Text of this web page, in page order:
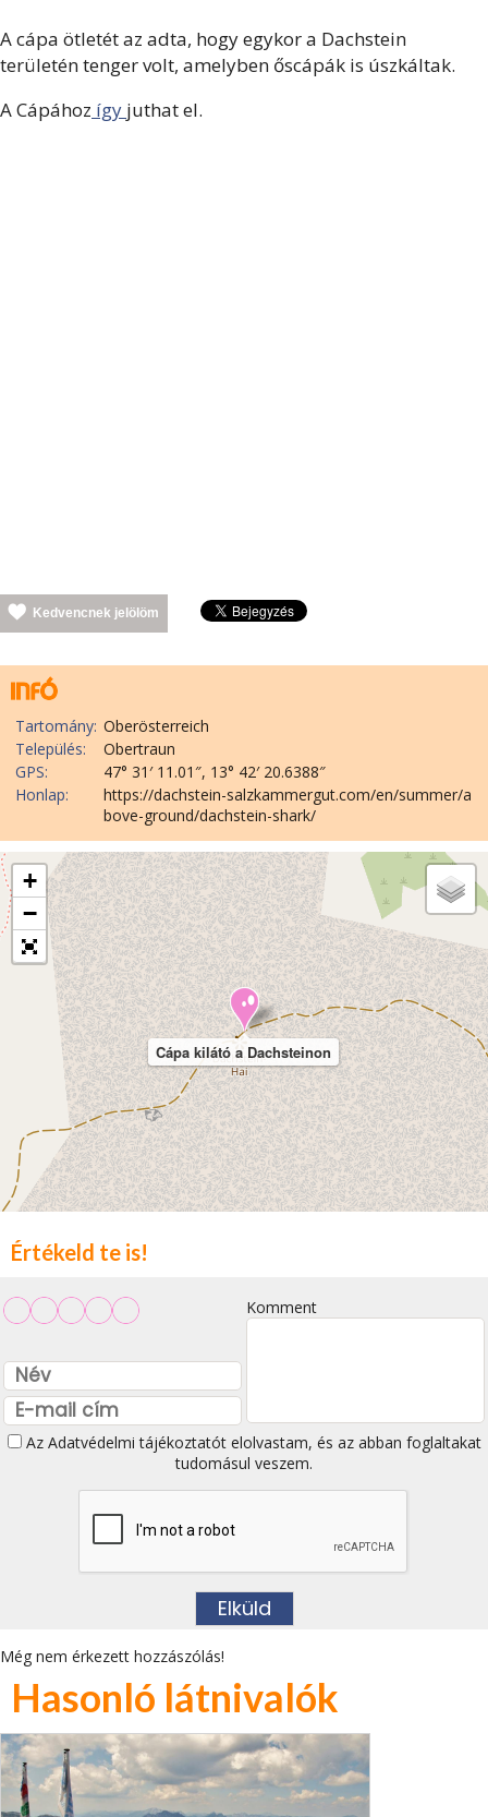
A cápa ötletét az adta, hogy egykor a Dachstein
területén tenger volt, amelyben őscápák is úszkáltak.
A Cápához így juthat el.
Kedvencnek jelölöm
Tartomány: Oberösterreich
Település:
Obertraun
GPS:
47° 31′ 11.01″, 13° 42′ 20.6388″
Honlap:
https://dachstein-salzkammergut.com/en/summer/a
bove-ground/dachstein-shark/
Cápa kilátó a Dachsteinon
+
−
Értékeld te is!
Komment
Az Adatvédelmi tájékoztatótelolvastam, és az abban foglaltakat
tudomásul veszem.
Még nem érkezett hozzászólás!
Hasonló látnivalók